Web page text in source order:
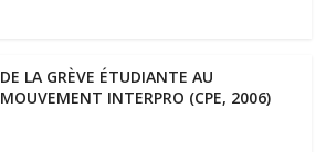
DE LA GRÈVE ÉTUDIANTE AU
MOUVEMENT INTERPRO (CPE, 2006)